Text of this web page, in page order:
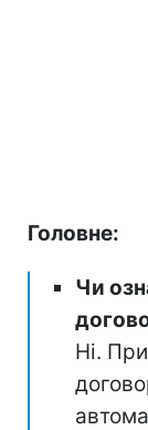
Головне:
Чи
Ні.